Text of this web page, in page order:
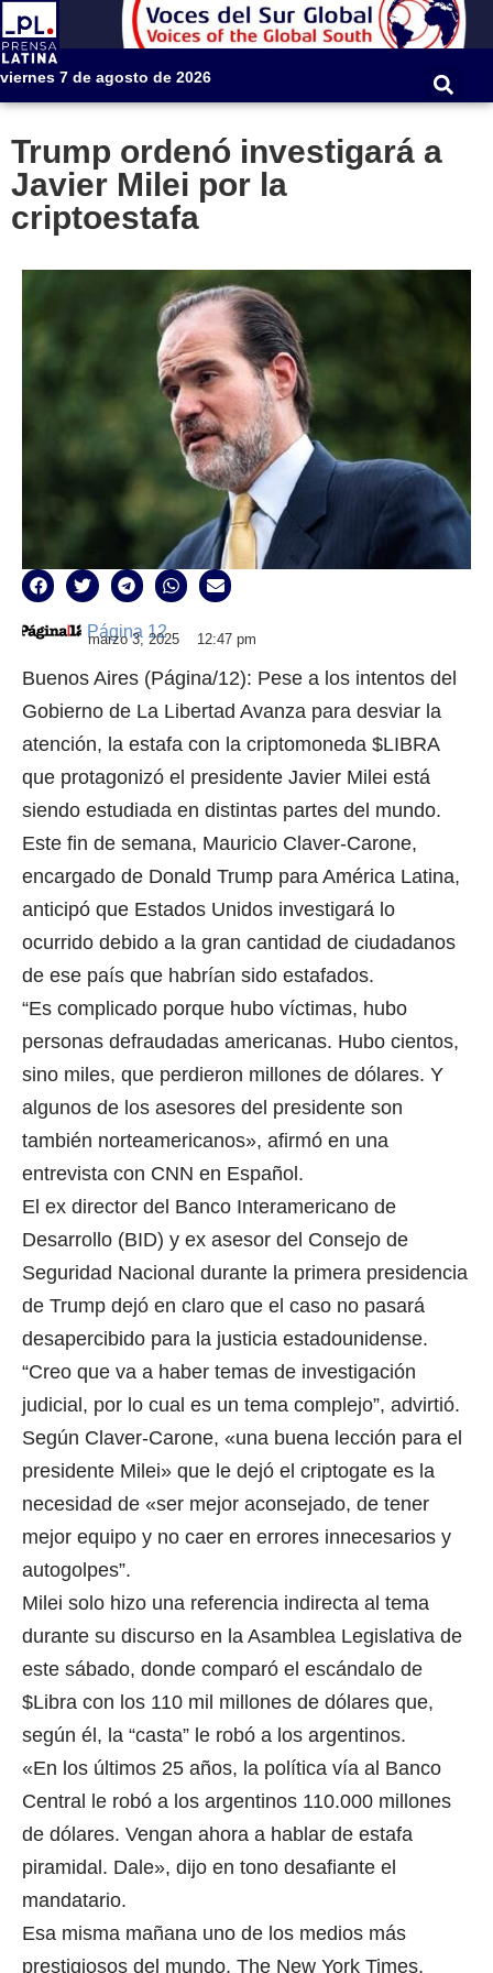
viernes 7 de agosto de 2026
Trump ordenó investigará a
Javier Milei por la
criptoestafa
Página 12
marzo 3, 2025 12:47 pm
Buenos Aires (Página/12): Pese a los intentos del
Gobierno de La Libertad Avanza para desviar la
atención, la estafa con la criptomoneda $LIBRA
que protagonizó el presidente Javier Milei está
siendo estudiada en distintas partes del mundo.
Este fin de semana, Mauricio Claver-Carone,
encargado de Donald Trump para América Latina,
anticipó que Estados Unidos investigará lo
ocurrido debido a la gran cantidad de ciudadanos
de ese país que habrían sido estafados.
“Es complicado porque hubo víctimas, hubo
personas defraudadas americanas. Hubo cientos,
sino miles, que perdieron millones de dólares. Y
algunos de los asesores del presidente son
también norteamericanos», afirmó en una
entrevista con CNN en Español.
El ex director del Banco Interamericano de
Desarrollo (BID) y ex asesor del Consejo de
Seguridad Nacional durante la primera presidencia
de Trump dejó en claro que el caso no pasará
desapercibido para la justicia estadounidense.
“Creo que va a haber temas de investigación
judicial, por lo cual es un tema complejo”, advirtió.
Según Claver-Carone, «una buena lección para el
presidente Milei» que le dejó el criptogate es la
necesidad de «ser mejor aconsejado, de tener
mejor equipo y no caer en errores innecesarios y
autogolpes”.
Milei solo hizo una referencia indirecta al tema
durante su discurso en la Asamblea Legislativa de
este sábado, donde comparó el escándalo de
$Libra con los 110 mil millones de dólares que,
según él, la “casta” le robó a los argentinos.
«En los últimos 25 años, la política vía al Banco
Central le robó a los argentinos 110.000 millones
de dólares. Vengan ahora a hablar de estafa
piramidal. Dale», dijo en tono desafiante el
mandatario.
Esa misma mañana uno de los medios más
prestigiosos del mundo, The New York Times,